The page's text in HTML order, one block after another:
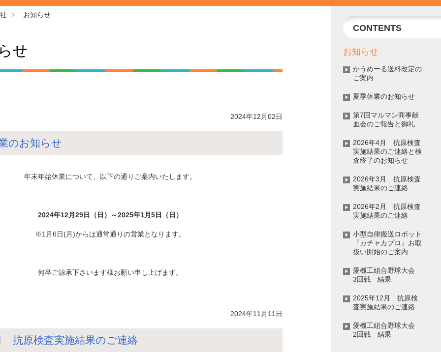
お知らせ
せ
2024年12月02日
のお知らせ
年末年始休業について、以下の通りご案内いたします。
2024年12月29日（日）～2025年1月5日（日）
※1月6日(月)からは通常通りの営業となります。
何卒ご諒承下さいます様お願い申し上げます。
2024年11月11日
抗原検査実施結果のご連絡
CONTENTS
お知らせ
かうめーる送料改定の
ご案内
夏季休業のお知らせ
第7回マルマン商事献
血会のご報告と御礼
2026年4月 抗原検査
実施結果のご連絡と検
査終了のお知らせ
2026年3月 抗原検査
実施結果のご連絡
2026年2月 抗原検査
実施結果のご連絡
小型自律搬送ロボット
『カチャカプロ』お取
扱い開始のご案内
愛機工組合野球大会
3回戦 結果
2025年12月 抗原検
査実施結果のご連絡
愛機工組合野球大会
2回戦 結果